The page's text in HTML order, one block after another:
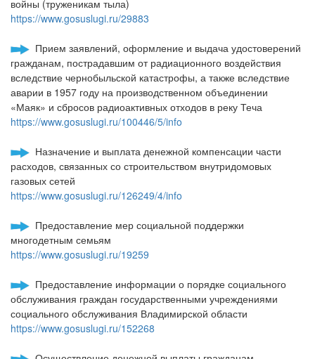
войны (труженикам тыла)
https://www.gosuslugi.ru/29883
Прием заявлений, оформление и выдача удостоверений
гражданам, пострадавшим от радиационного воздействия
вследствие чернобыльской катастрофы, а также вследствие
аварии в 1957 году на производственном объединении
«Маяк» и сбросов радиоактивных отходов в реку Теча
https://www.gosuslugi.ru/100446/5/info
Назначение и выплата денежной компенсации части
расходов, связанных со строительством внутридомовых
газовых сетей
https://www.gosuslugi.ru/126249/4/info
Предоставление мер социальной поддержки
многодетным семьям
https://www.gosuslugi.ru/19259
Предоставление информации о порядке социального
обслуживания граждан государственными учреждениями
социального обслуживания Владимирской области
https://www.gosuslugi.ru/152268